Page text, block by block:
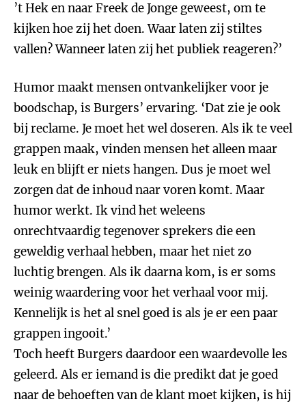
’t Hek en naar Freek de Jonge geweest, om te
kijken hoe zij het doen. Waar laten zij stiltes
vallen? Wanneer laten zij het publiek reageren?’
Humor maakt mensen ontvankelijker voor je
boodschap, is Burgers’ ervaring. ‘Dat zie je ook
bij reclame. Je moet het wel doseren. Als ik te veel
grappen maak, vinden mensen het alleen maar
leuk en blijft er niets hangen. Dus je moet wel
zorgen dat de inhoud naar voren komt. Maar
humor werkt. Ik vind het weleens
onrechtvaardig tegenover sprekers die een
geweldig verhaal hebben, maar het niet zo
luchtig brengen. Als ik daarna kom, is er soms
weinig waardering voor het verhaal voor mij.
Kennelijk is het al snel goed is als je er een paar
grappen ingooit.’
Toch heeft Burgers daardoor een waardevolle les
geleerd. Als er iemand is die predikt dat je goed
naar de behoeften van de klant moet kijken, is hij